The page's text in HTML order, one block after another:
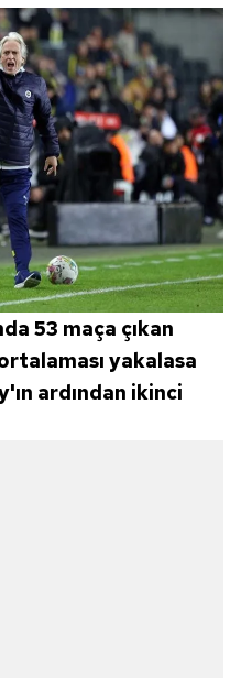
Kanunu uyarınca
okumak ve sitemizde
çerezlerle ilgili bilgi
53 maça çıkan
yakalasa
ardından ikinci